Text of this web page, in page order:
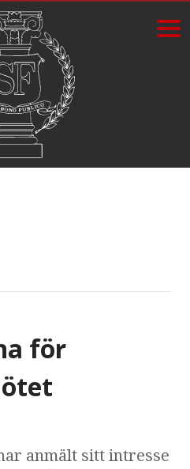
för
anmält sitt intresse